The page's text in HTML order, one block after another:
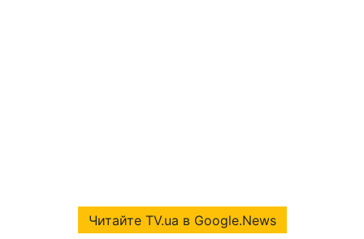
Читайте TV.ua в Google.News